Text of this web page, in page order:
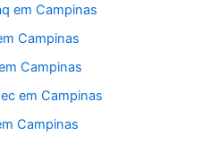
em Campinas
Campinas
Campinas
em Campinas
Campinas